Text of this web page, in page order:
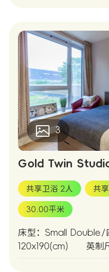
3
Gold Twin
共享卫浴 2人 共
30.00平米
床型：Small Double/
120x190(cm)
英制